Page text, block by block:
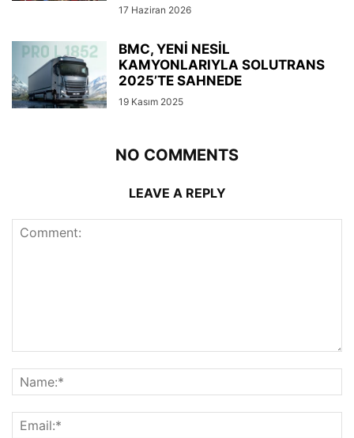
17 Haziran 2026
BMC, YENİ NESİL
KAMYONLARIYLA SOLUTRANS
2025’TE SAHNEDE
19 Kasım 2025
NO COMMENTS
LEAVE A REPLY